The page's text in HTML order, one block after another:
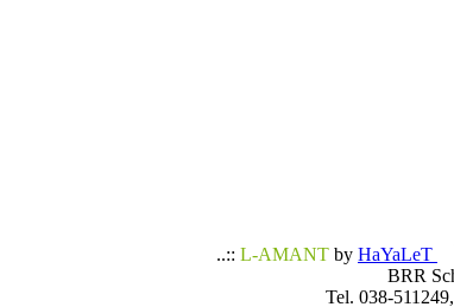
..:: L-AMANT by HaYaLeT
BRR
Tel. 038-